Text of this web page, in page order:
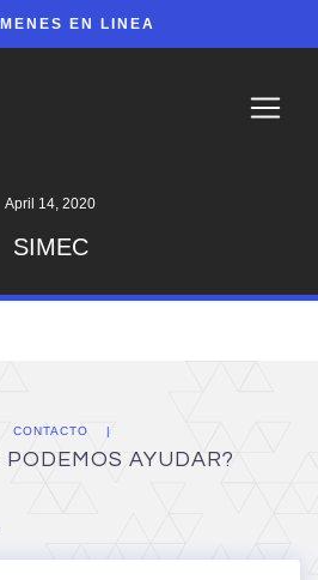
EN LINEA
April 14, 2020
SIMEC
CONTACTO
AYUDAR?